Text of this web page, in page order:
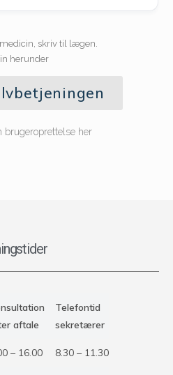
skriv til lægen.
herunder
brugeroprettelse her
aftale
Telefontid
sekretærer
– 16.00 8.30 – 11.30